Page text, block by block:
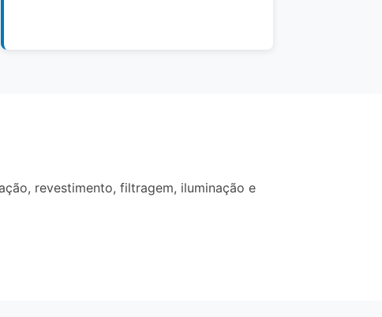
revestimento, filtragem, iluminação e